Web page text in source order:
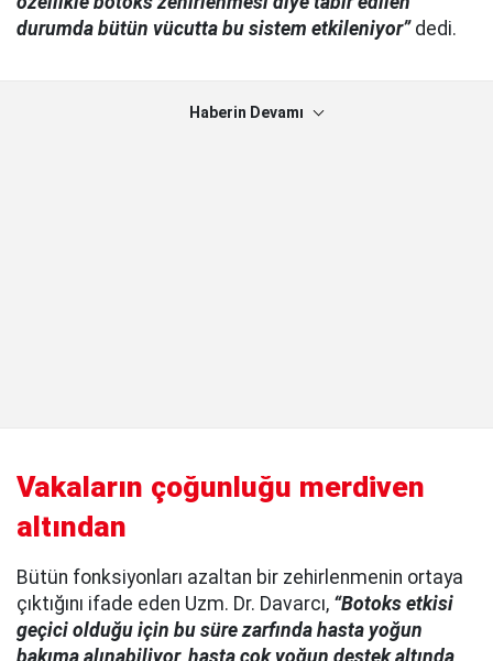
durumda bütün vücutta bu sistem etkileniyor”dedi.
Haberin Devamı
Vakaların çoğunluğu merdiven
altından
Bütün fonksiyonları azaltan bir zehirlenmenin ortaya
çıktığını ifade eden Uzm. Dr. Davarcı, “Botoks etkisi
geçici olduğu için bu süre zarfında hasta yoğun